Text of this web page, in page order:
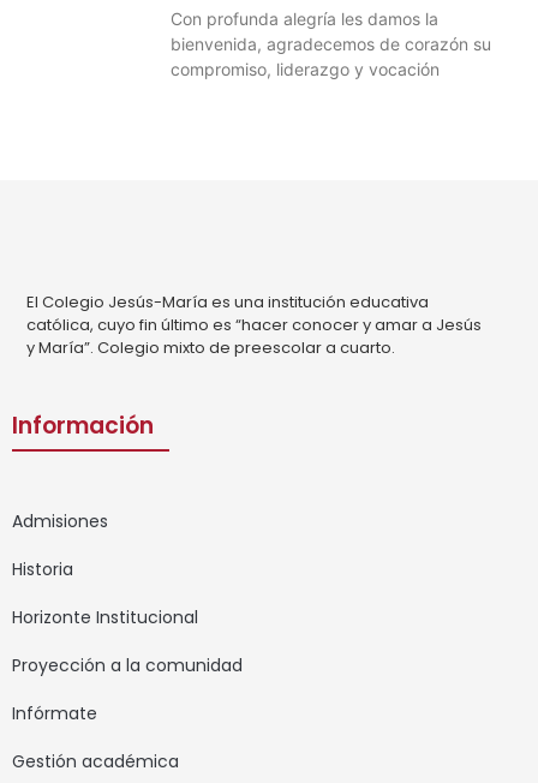
Con profunda alegría les damos la
bienvenida, agradecemos de corazón su
compromiso, liderazgo y vocación
El Colegio Jesús-María es una institución educativa
católica, cuyo fin último es “hacer conocer y amar a Jesús
y María”. Colegio mixto de preescolar a cuarto.
Información
Admisiones
Historia
Horizonte Institucional
Proyección a la comunidad
Infórmate
Gestión académica